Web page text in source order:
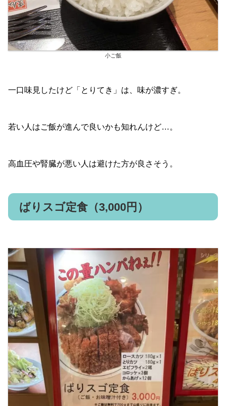
小ご飯
一口味見したけど「とりてき」は、味が濃すぎ。
若い人はご飯が進んで良いかも知れんけど…。
高血圧や腎臓が悪い人は避けた方が良さそう。
ばりスゴ定食（3,000円）